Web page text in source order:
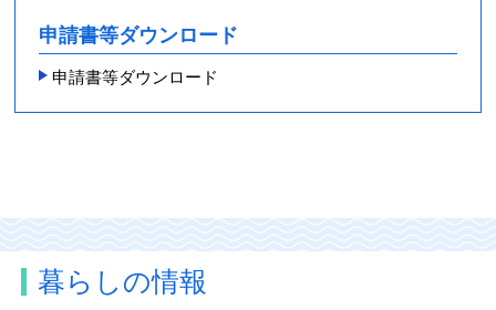
申請書等ダウンロード
申請書等ダウンロード
暮らしの情報